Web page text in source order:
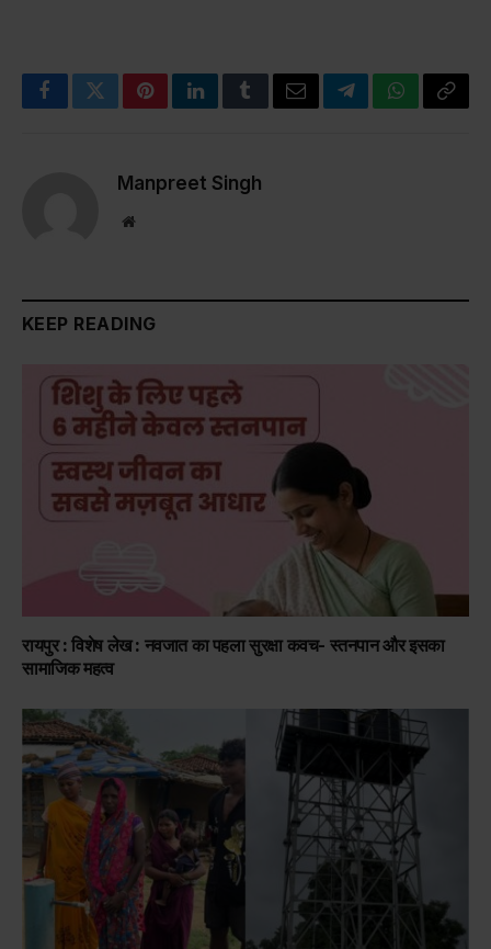
FacebookTwitterPinterestLinkedInTumblrEmailTelegramWhatsApp
Copy
Manpreet Singh
Website
KEEP READING
रायपुर : विशेष लेख : नवजात का पहला सुरक्षा कवच- स्तनपान और इसका
सामाजिक महत्व